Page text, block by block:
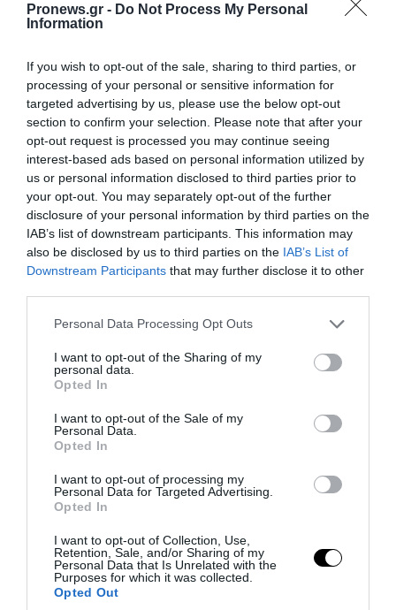
Pronews.gr - Do Not Process My Personal
Information
If you wish to opt-out of the sale, sharing to third parties, or
processing of your personal or sensitive information for
targeted advertising by us, please use the below opt-out
section to confirm your selection. Please note that after your
opt-out request is processed you may continue seeing
interest-based ads based on personal information utilized by
us or personal information disclosed to third parties prior to
your opt-out. You may separately opt-out of the further
disclosure of your personal information by third parties on the
IAB’s list of downstream participants. This information may
also be disclosed by us to third parties on the IAB’s List of
Downstream Participants that may further disclose it to other
Please note that this website/app uses one or more Google
not limited to your visit or usage behaviour. You may click to
grant or deny consent to Google and its third-party tags to
use your data for below specified purposes in below Google
consent section.
Personal Data Processing Opt Outs
I want to opt-out of the Sharing of my
personal data.
Opted In
I want to opt-out of the Sale of my
Personal Data.
Opted In
I want to opt-out of processing my
Personal Data for Targeted Advertising.
Opted In
I want to opt-out of Collection, Use,
Retention, Sale, and/or Sharing of my
Personal Data that Is Unrelated with the
Purposes for which it was collected.
Opted Out
PRONEWS.GR /ΑΛΛΑ ΣΠΟΡ
Πολωνός αθλητής έγινε ο πρώτος
άνθρωπος που διέσχισε κολυμπώντας
τη Βαλτική από τη Σουηδία στην Πολωνία
σε 56 ώρες!
03.08.2026 | 06:09
PRONEWS.GR /ΑΛΛΑ ΣΠΟΡ
«Χάλκινος» στο Ευρωπαϊκό Πρωτάθλημα
Κωπηλασίας ο Στέφανος Ντούσκος